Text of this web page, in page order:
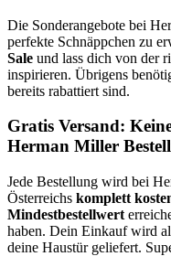
Die Sonderangebote bei
perfekte Schnäppchen zu
Sale und lass dich von der
inspirieren. Übrigens
bereits rabattiert sind.
Gratis Versand:
Herman Miller
Jede Bestellung wird bei
Österreichs komplett
Mindestbestellwert
haben. Dein Einkauf wird
deine Haustür geliefert.